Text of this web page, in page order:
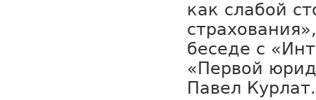
как слабой
беседе с
«Первой
Павел